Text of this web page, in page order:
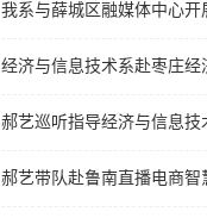
我系与薛城区融媒体中心开
经济与信息技术系赴枣庄
郝艺巡听指导经济与信息技
郝艺带队赴鲁南直播电商智